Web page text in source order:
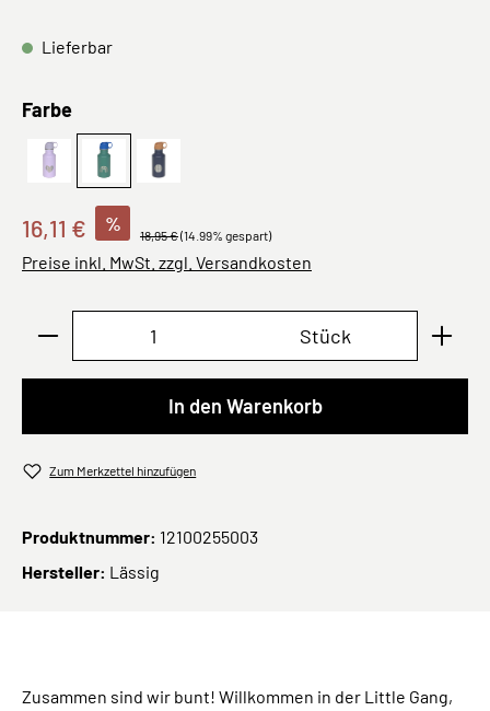
Lieferbar
Farbeauswählen
Heart lilacRainbow green
Smile navy
16,11 € % 18,95 €(14.99% gespart)
Preise inkl. MwSt. zzgl. Versandkosten
Produkt Anzahl: Gib den gewünschten
Stück
In den Warenkorb
Zum Merkzettel hinzufügen
Produktnummer: 12100255003
Hersteller: Lässig
Zusammen sind wir bunt! Willkommen in der Little Gang,